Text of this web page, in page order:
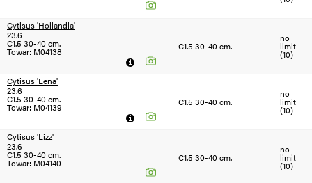
Cytisus 'Hollandia'
23.6
C1.5 30-40 cm.
Towar: M04138 C1.5 30-40 cm.
no
limit
(10)
Cytisus 'Lena'
23.6
C1.5 30-40 cm.
Towar: M04139 C1.5 30-40 cm.
no
limit
(10)
Cytisus 'Lizz'
23.6
C1.5 30-40 cm.
Towar: M04140 C1.5 30-40 cm.
no
limit
(10)